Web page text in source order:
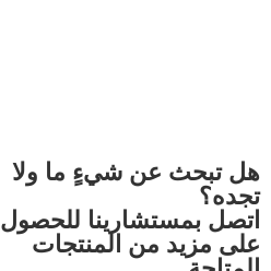
هل تبحث عن شيءٍ ما ولا
تجده؟
اتصل بمستشارينا للحصول
على مزيد من المنتجات